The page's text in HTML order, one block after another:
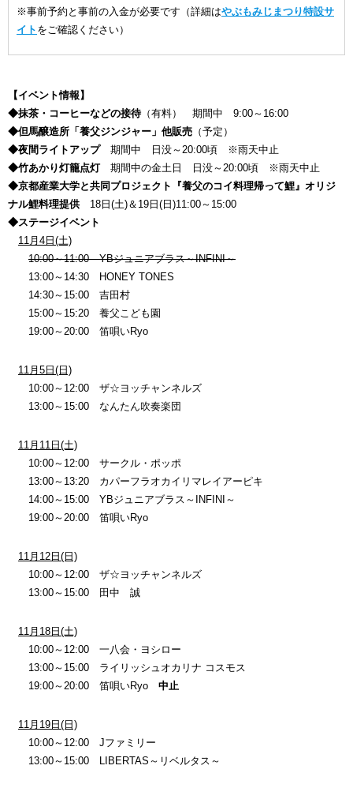
※事前予約と事前の入金が必要です（詳細はやぶもみじまつり特設サ
イト をご確認ください）
【イベント情報】
◆抹茶・コーヒーなどの接待 （有料） 期間中 9:00～16:00
◆但馬醸造所「養父ジンジャー」他販売 （予定）
◆夜間ライトアップ期間中 日没～20:00頃 ※雨天中止
◆竹あかり灯籠点灯期間中の金土日 日没～20:00頃 ※雨天中止
◆京都産業大学と共同プロジェクト『養父のコイ料理帰って鯉』オリジ
ナル鯉料理提供18日(土)＆19日(日)11:00～15:00
◆ステージイベント
11月4日(土)
10:00～11:00 YBジュニアブラス～INFINI～
13:00～14:30 HONEY TONES
14:30～15:00 吉田村
15:00～15:20 養父こども園
19:00～20:00 笛唄いRyo
11月5日(日)
10:00～12:00 ザ☆ヨッチャンネルズ
13:00～15:00 なんたん吹奏楽団
11月11日(土)
10:00～12:00 サークル・ポッポ
13:00～13:20 カパーフラオカイリマレイアーピキ
14:00～15:00 YBジュニアブラス～INFINI～
19:00～20:00 笛唄いRyo
11月12日(日)
10:00～12:00 ザ☆ヨッチャンネルズ
13:00～15:00 田中 誠
11月18日(土)
10:00～12:00 一八会・ヨシロー
13:00～15:00 ライリッシュオカリナ コスモス
19:00～20:00 笛唄いRyo 中止
11月19日(日)
10:00～12:00 Jファミリー
13:00～15:00 LIBERTAS～リベルタス～